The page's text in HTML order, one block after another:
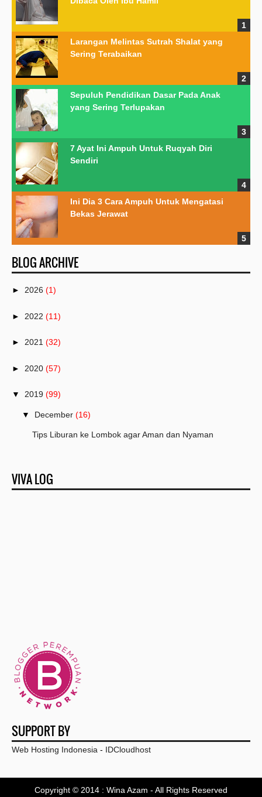
Larangan Melintas Sutrah Shalat yang
Sering Terabaikan
Sepuluh Pendidikan Dasar Pada Anak
yang Sering Terlupakan
7 Ayat Ini Ampuh Untuk Ruqyah Diri
Sendiri
Ini Dia 3 Cara Ampuh Untuk Mengatasi
Bekas Jerawat
BLOG ARCHIVE
► 2026 (1)
► 2022 (11)
► 2021 (32)
► 2020 (57)
▼ 2019 (99)
▼ December (16)
Tips Liburan ke Lombok agar Aman dan Nyaman
Paket Tour Belitung 2 Hari 1 Malam Termurah
Ingin Karir Lebih Cemerlang? Buka Kanal Ini di Pop...
4 Minyak Alami Ini Efektif Atasi Rambut Rontok
Handy Bonny, Menikah Belum Tentu Bahagia tapi Jomb...
Pahami Rambutmu Agar Rontok Berkurang Dengan Matrix
VIVA LOG
SUPPORT BY
Web Hosting Indonesia - IDCloudhost
Copyright © 2014 : Wina Azam - All Rights Reserved